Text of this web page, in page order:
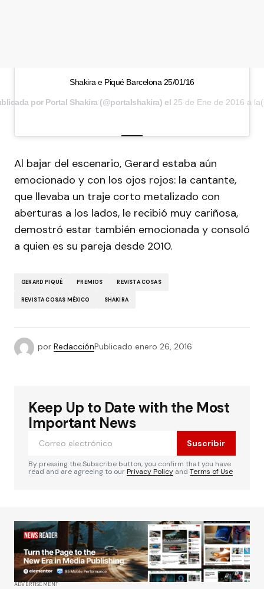
Shakira e Piqué Barcelona 25/01/16
por Portal Shakira (@portalshakira) el 25 de Ene de 2016 a
Al bajar del escenario, Gerard estaba aún
emocionado y con los ojos rojos: la cantante,
que llevaba un traje corto metalizado con
aberturas a los lados, le recibió muy cariñosa,
demostró estar también emocionada y consoló
a quien es su pareja desde 2010.
GERARD PIQUÉ PREMIOS REVISTA COSAS
REVISTA COSAS MÉXICO SHAKIRA
por RedacciónPublicado enero 26, 2016
Keep Up to Date with the Most
Important News
Suscribir
By pressing the Subscribe button, you confirm that you have
read and are agreeing to ourPrivacy Policy and Terms of Use
ADVERTISEMENT